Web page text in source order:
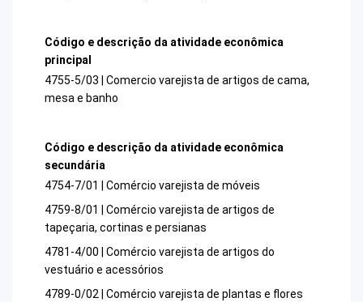
Código e descrição da atividade econômica
principal
4755-5/03 | Comercio varejista de artigos de cama,
mesa e banho
Código e descrição da atividade econômica
secundária
4754-7/01 | Comércio varejista de móveis
4759-8/01 | Comércio varejista de artigos de
tapeçaria, cortinas e persianas
4781-4/00 | Comércio varejista de artigos do
vestuário e acessórios
4789-0/02 | Comércio varejista de plantas e flores